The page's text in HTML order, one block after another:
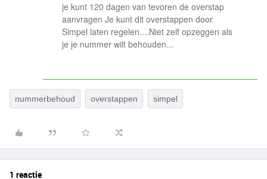
je kunt 120 dagen van tevoren de overstap
aanvragen Je kunt dit overstappen door
Simpel laten regelen....Niet zelf opzeggen als
je je nummer wilt behouden...
nummerbehoud overstappen simpel
1 reactie